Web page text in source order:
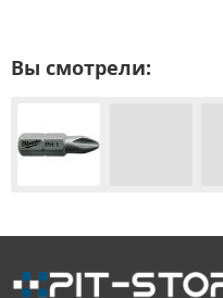
Вы смотрели: